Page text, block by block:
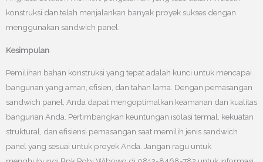
konstruksi dan telah menjalankan banyak proyek sukses dengan
menggunakan sandwich panel.
Kesimpulan
Pemilihan bahan konstruksi yang tepat adalah kunci untuk mencapai
bangunan yang aman, efisien, dan tahan lama. Dengan pemasangan
sandwich panel, Anda dapat mengoptimalkan keamanan dan kualitas
bangunan Anda. Pertimbangkan keuntungan isolasi termal, kekuatan
struktural, dan efisiensi pemasangan saat memilih jenis sandwich
panel yang sesuai untuk proyek Anda. Jangan ragu untuk